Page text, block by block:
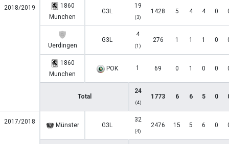
2018/2019
1860
Munchen
G3L
19
(3)
1428 5 4 4 0
Uerdingen
G3L
4
(1)
276 1 1 1 0
1860
Munchen
POK 1 69 0 1 0 0
Total
24
(4)
1773 6 6 5 0
2017/2018 Münster G3L
32
(4)
2476 15 5 6 0